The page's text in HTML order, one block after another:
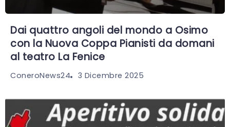
Dai quattro angoli del mondo a Osimo
con la Nuova Coppa Pianisti da domani
al teatro La Fenice
ConeroNews24 3 Dicembre 2025